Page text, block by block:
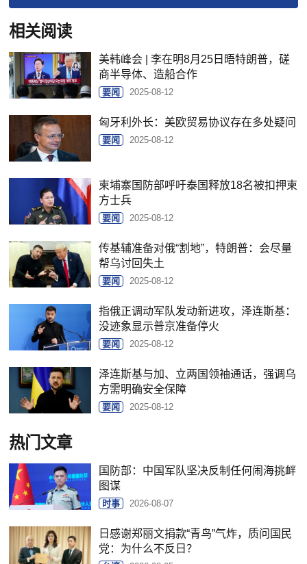
相关阅读
美韩峰会 | 李在明8月25日晤特朗普，磋
商半导体、造船合作
要闻 2025-08-12
匈牙利外长：美欧贸易协议存在多处疑问
要闻 2025-08-12
柬埔寨国防部呼吁泰国释放18名被扣押柬
方士兵
要闻 2025-08-12
传基辅准备对俄“割地”，特朗普：会尽量
帮乌讨回失土
要闻 2025-08-12
指俄正调动军队发动新进攻，泽连斯基：
没迹象显示普京准备停火
要闻 2025-08-12
泽连斯基与加、立两国领袖通话，强调乌
方需明确安全保障
要闻 2025-08-12
热门文章
国防部：中国军队坚决反制任何闹海挑衅
图谋
时事 2026-08-07
日感谢郑丽文捐款“青鸟”气炸，质问国民
党：为什么不反日？